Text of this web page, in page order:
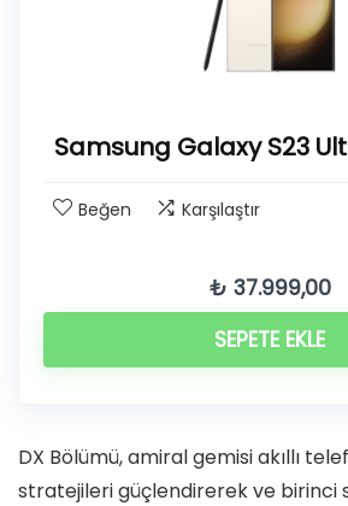
Samsung Galaxy S23
Beğen Karşılaştır
₺ 37.999,00
SEPETE EKLE
DX Bölümü, amiral gemisi akıllı
stratejileri güçlendirerek ve birinci